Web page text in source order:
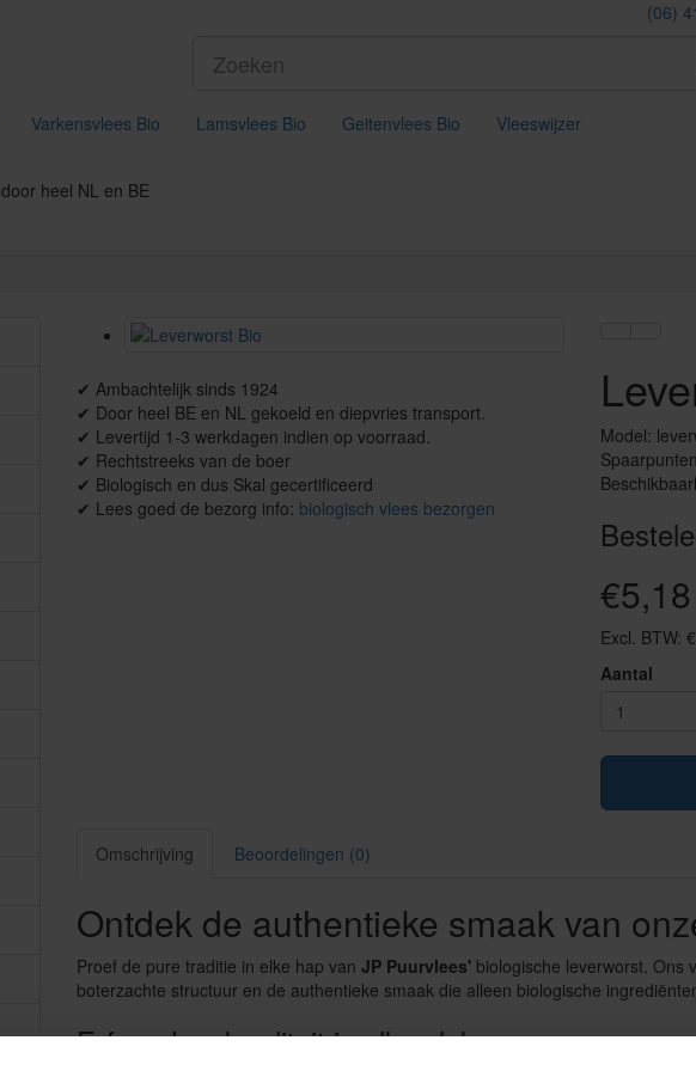
(06)
Varkensvlees Bio Lamsvlees Bio Geitenvlees Bio Vleeswijzer
door heel NL en BE
✔ Ambachtelijk sinds 1924
✔ Door heel BE en NL gekoeld en diepvries transport.
✔ Levertijd 1-3 werkdagen indien op voorraad.
✔ Rechtstreeks van de boer
✔ Biologisch en dus Skal gecertificeerd
✔ Lees goed de bezorg info: biologisch vlees bezorgen
Model:
€5,18
Excl. BTW:
Aantal
Omschrijving Beoordelingen (0)
Ontdek de authentieke smaak van
Proef de pure traditie in elke hap van JP Puurvlees'biologische leverworst. Ons
boterzachte structuur en de authentieke smaak die alleen biologische
Erfgoed en kwaliteit in elke plak